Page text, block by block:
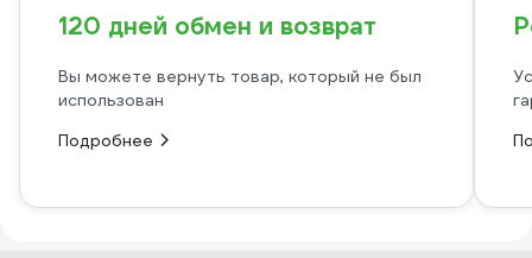
120 дней обмен и возврат
Вы можете вернуть товар, который не был
использован
Подробнее